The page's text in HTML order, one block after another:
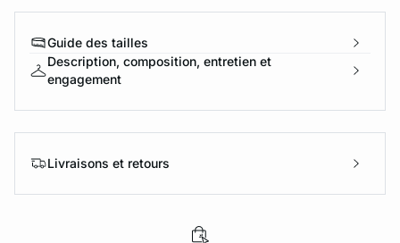
Guide des tailles
Description, composition, entretien et
engagement
Livraisons et retours